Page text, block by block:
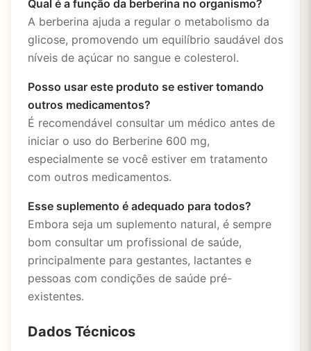
Qual é a função da berberina no organismo?
A berberina ajuda a regular o metabolismo da
glicose, promovendo um equilíbrio saudável dos
níveis de açúcar no sangue e colesterol.
Posso usar este produto se estiver tomando
outros medicamentos?
É recomendável consultar um médico antes de
iniciar o uso do Berberine 600 mg,
especialmente se você estiver em tratamento
com outros medicamentos.
Esse suplemento é adequado para todos?
Embora seja um suplemento natural, é sempre
bom consultar um profissional de saúde,
principalmente para gestantes, lactantes e
pessoas com condições de saúde pré-
existentes.
Dados Técnicos